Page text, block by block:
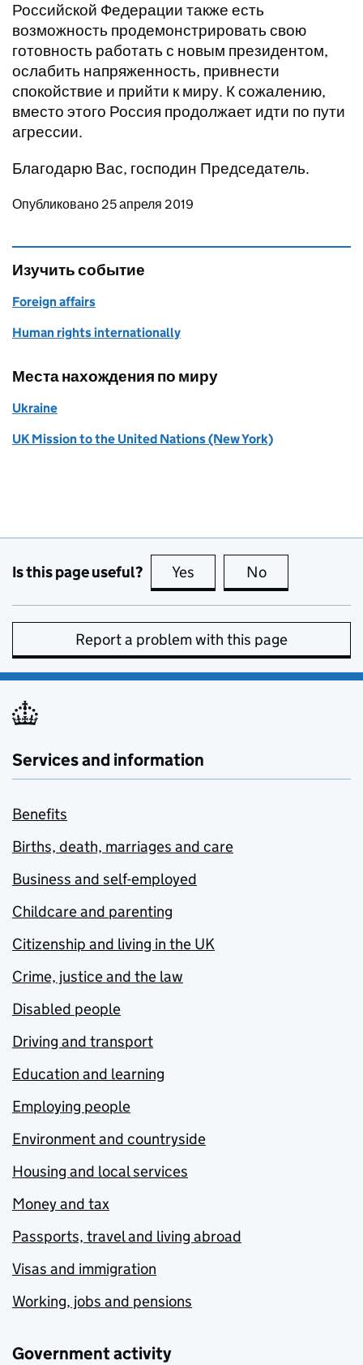
Российской Федерации также есть
возможность продемонстрировать свою
готовность работать с новым президентом,
ослабить напряженность, привнести
спокойствие и прийти к миру. К сожалению,
вместо этого Россия продолжает идти по пути
агрессии.
Благодарю Вас, господин Председатель.
Updates to this page
Опубликовано 25 апреля 2019
Изучить событие
Foreign affairs
Human rights internationally
Места нахождения по миру
Ukraine
UK Mission to the United Nations (New York)
Is this page useful? Yes this page is useful
No
Report a problem with this page
Services and information
Benefits
Births, death, marriages and care
Business and self-employed
Childcare and parenting
Citizenship and living in the UK
Crime, justice and the law
Disabled people
Driving and transport
Education and learning
Employing people
Environment and countryside
Housing and local services
Money and tax
Passports, travel and living abroad
Visas and immigration
Working, jobs and pensions
Government activity